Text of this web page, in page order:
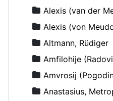
Alexis (van der
Alexis (von
Altmann, Rüdiger
Amfilohije
Amvrosij
Anastasius,